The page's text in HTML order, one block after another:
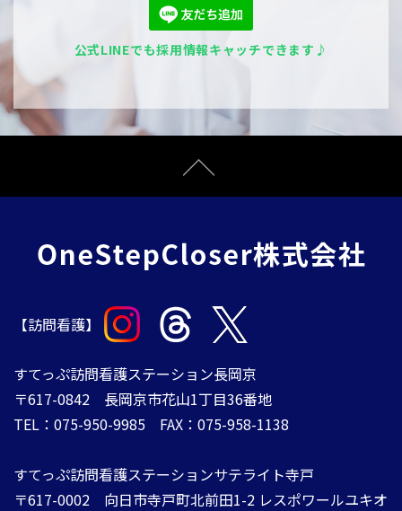
公式LINEでも採用情報キャッチできます♪
【訪問看護】
すてっぷ訪問看護ステーション長岡京
〒617-0842 長岡京市花山1丁目36番地
TEL：075-950-9985 FAX：075-958-1138
すてっぷ訪問看護ステーションサテライト寺戸
〒617-0002 向日市寺戸町北前田1-2 レスポワールユキオ